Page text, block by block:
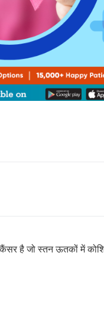
कैंसर है जो स्तन ऊतकों में